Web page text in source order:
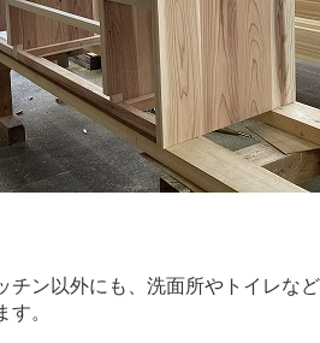
チン以外にも、洗面所やトイレなど
。